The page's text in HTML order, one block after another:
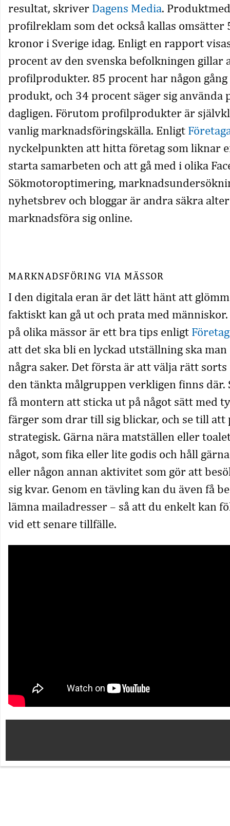
resultat, skriver Dagens Media.
profilreklam som det också kallas omsätter
kronor i Sverige idag. Enligt en rapport
procent av den svenska befolkningen gillar
profilprodukter. 85 procent har någon
produkt, och 34 procent säger sig använda
dagligen. Förutom profilprodukter är
vanlig marknadsföringskälla. Enligt
nyckelpunkten att hitta företag som liknar
starta samarbeten och att gå med i olika
Sökmotoroptimering,
nyhetsbrev och bloggar är andra säkra
marknadsföra sig online.
MARKNADSFÖRING VIA MÄSSOR
I den digitala eran är det lätt hänt att
faktiskt kan gå ut och prata med
på olika mässor är ett bra tips enligt
att det ska bli en lyckad utställning ska man
några saker. Det första är att välja rätt sorts
den tänkta målgruppen verkligen finns där.
få montern att sticka ut på något sätt med
färger som drar till sig blickar, och se till att
strategisk. Gärna nära matställen eller
något, som fika eller lite godis och håll
eller någon annan aktivitet som gör att
sig kvar. Genom en tävling kan du även få
lämna mailadresser – så att du enkelt kan
vid ett senare tillfälle.